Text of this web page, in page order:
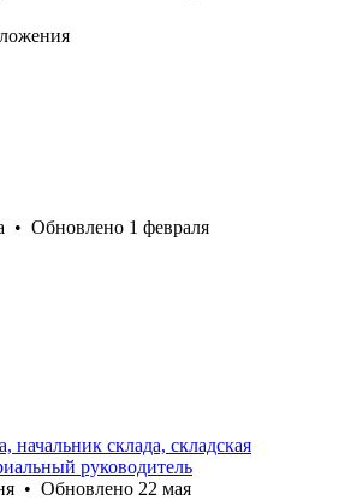
• Обновлено 1 февраля
начальник склада, складская
руководитель
• Обновлено 22 мая